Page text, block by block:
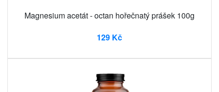
Magnesium acetát - octan hořečnatý prášek 100g
129 Kč